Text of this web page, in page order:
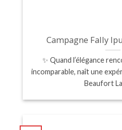
Campagne Fally
✨ Quand l’élégance
incomparable, naît une
Beaufort